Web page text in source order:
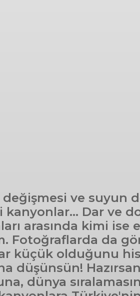
değişmesi ve suyun
Dar ve
arasında kimi
Fotoğraflarda da
küçük olduğunu
düşünsün!
dünya